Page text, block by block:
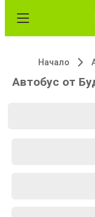
Начало
Автобус от